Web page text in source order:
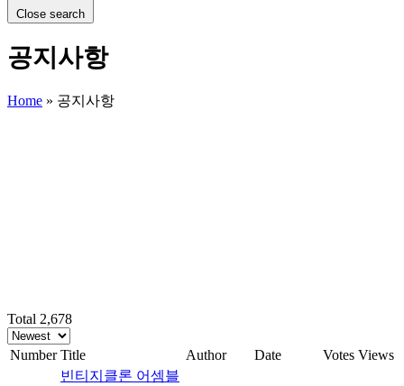
Close search
공지사항
Home » 공지사항
Total 2,678
Number Title Author Date Votes Views
빈티지클론 어셈블